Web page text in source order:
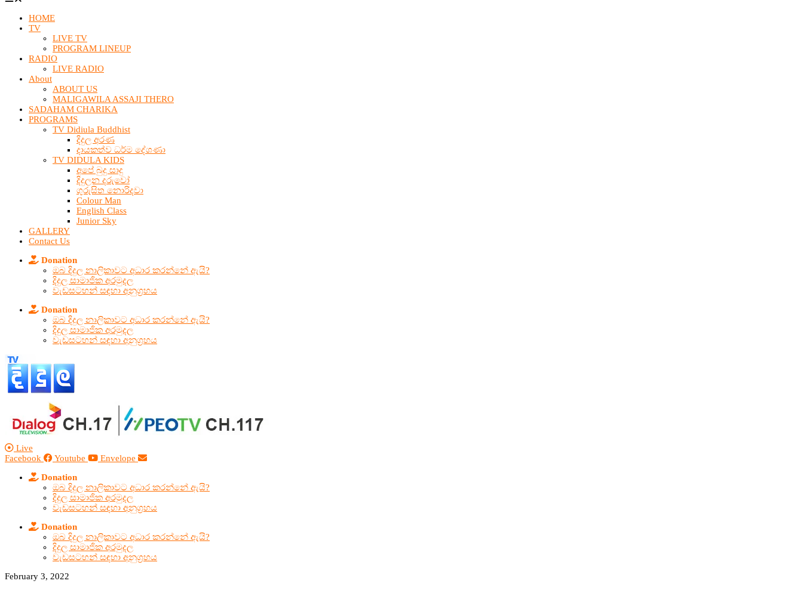
HOME
TV
LIVE TV
PROGRAM LINEUP
RADIO
LIVE RADIO
About
ABOUT US
MALIGAWILA ASSAJI THERO
SADAHAM CHARIKA
PROGRAMS
TV Didiula Buddhist
දිදුල අරණ
දායකත්ව ධර්ම දේශණා
TV DIDULA KIDS
අපේ බුදු සාදු
දිදුලන දරුවෝ
ගුරුසිත නොරිදවා
Colour Man
English Class
Junior Sky
GALLERY
Contact Us
Donation
ඔබ දිදුල නාලිකාවට අධාර කරන්නේ ඇයි?
දිදුල සාමාජික අරමුදල
වැඩසටහන් සඳහා අනුග්‍රහය
Donation
ඔබ දිදුල නාලිකාවට අධාර කරන්නේ ඇයි?
දිදුල සාමාජික අරමුදල
වැඩසටහන් සඳහා අනුග්‍රහය
Live
Facebook
Youtube Envelope
Donation
ඔබ දිදුල නාලිකාවට අධාර කරන්නේ ඇයි?
දිදුල සාමාජික අරමුදල
වැඩසටහන් සඳහා අනුග්‍රහය
Donation
ඔබ දිදුල නාලිකාවට අධාර කරන්නේ ඇයි?
දිදුල සාමාජික අරමුදල
වැඩසටහන් සඳහා අනුග්‍රහය
February 3, 2022